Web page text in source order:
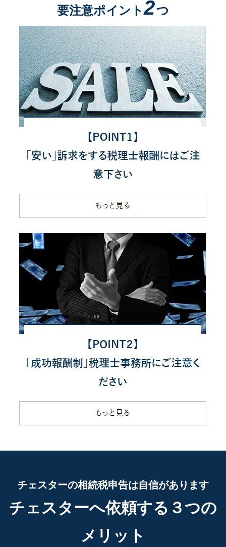
要注意ポイント2つ
チェスターの相続税申告は自信があります
チェスターへ依頼する３つの
メリット